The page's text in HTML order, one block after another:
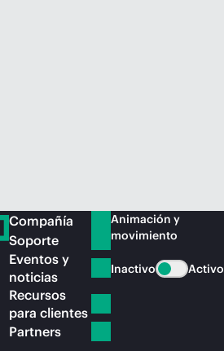
Compañía
Soporte
Eventos y
noticias
Recursos
para clientes
Partners
Animación y
movimiento
Inactivo Activo